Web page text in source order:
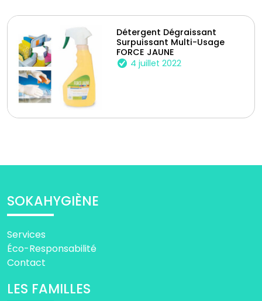
Détergent Dégraissant
Surpuissant Multi-Usage
FORCE JAUNE
4 juillet 2022
SOKAHYGIÈNE
Services
Éco-Responsabilité
Contact
LES FAMILLES